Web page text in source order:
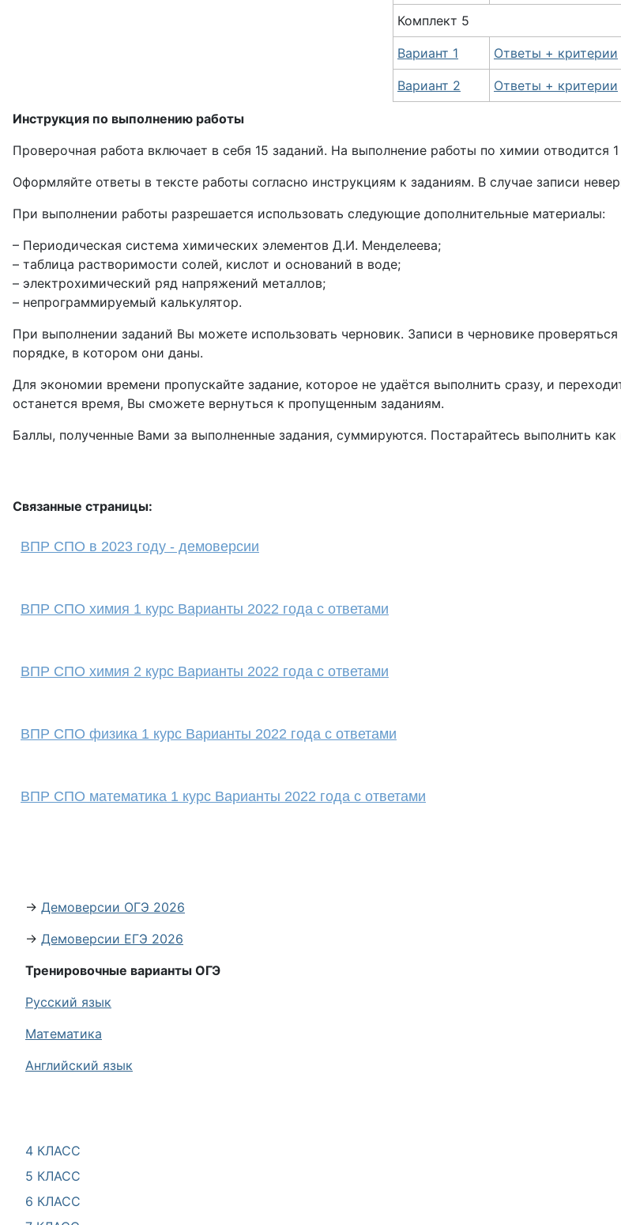
4 КЛАСС
5 КЛАСС
6 КЛАСС
Комплект 5
Вариант 1 Ответы + критерии
Вариант 2 Ответы + критерии
Инструкция по выполнению работы
Проверочная работа включает в себя 15 заданий. На выполнение работы по химии отводится
Оформляйте ответы в тексте работы согласно инструкциям к заданиям. В случае записи
При выполнении работы разрешается использовать следующие дополнительные материалы:
– Периодическая система химических элементов Д.И. Менделеева;
– таблица растворимости солей, кислот и оснований в воде;
– электрохимический ряд напряжений металлов;
– непрограммируемый калькулятор.
При выполнении заданий Вы можете использовать черновик. Записи в черновике
порядке, в котором они даны.
Для экономии времени пропускайте задание, которое не удаётся выполнить сразу, и
останется время, Вы сможете вернуться к пропущенным заданиям.
Баллы, полученные Вами за выполненные задания, суммируются. Постарайтесь выполнить
Связанные страницы:
ВПР СПО в 2023 году - демоверсии
ВПР СПО химия 1 курс Варианты 2022 года с ответами
ВПР СПО химия 2 курс Варианты 2022 года с ответами
ВПР СПО физика 1 курс Варианты 2022 года с ответами
ВПР СПО математика 1 курс Варианты 2022 года с ответами
→ Демоверсии ОГЭ 2026
→ Демоверсии ЕГЭ 2026
Тренировочные варианты ОГЭ
Русский язык
Математика
Английский язык